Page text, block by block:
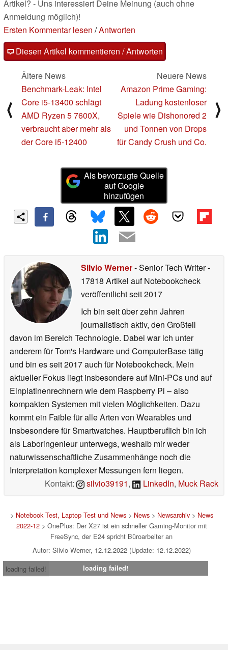
Artikel? - Uns interessiert Deine Meinung (auch ohne
Anmeldung möglich)!
Ersten Kommentar lesen /Antworten
Diesen Artikel kommentieren / Antworten
⟨
Ältere News
Benchmark-Leak: Intel
Core i5-13400 schlägt
AMD Ryzen 5 7600X,
verbraucht aber mehr als
der Core i5-12400
Neuere News
Amazon Prime Gaming:
Ladung kostenloser
Spiele wie Dishonored 2
und Tonnen von Drops
für Candy Crush und Co.
⟩
Als bevorzugte Quelle
auf Google
hinzufügen
Silvio Werner- Senior Tech Writer-
17818 Artikel auf Notebookcheck
veröffentlichtseit 2017
Ich bin seit über zehn Jahren
journalistisch aktiv, den Großteil
davon im Bereich Technologie. Dabei war ich unter
anderem für Tom's Hardware und ComputerBase tätig
und bin es seit 2017 auch für Notebookcheck. Mein
aktueller Fokus liegt insbesondere auf Mini-PCs und auf
Einplatinenrechnern wie dem Raspberry Pi – also
kompakten Systemen mit vielen Möglichkeiten. Dazu
kommt ein Faible für alle Arten von Wearables und
insbesondere für Smartwatches. Hauptberuflich bin ich
als Laboringenieur unterwegs, weshalb mir weder
naturwissenschaftliche Zusammenhänge noch die
Interpretation komplexer Messungen fern liegen.
Kontakt:
silvio39191, LinkedIn, Muck Rack
> Notebook Test, Laptop Test und News> News> Newsarchiv> News
2022-12> OnePlus: Der X27 ist ein schneller Gaming-Monitor mit
FreeSync, der E24 spricht Büroarbeiter an
Autor: Silvio Werner, 12.12.2022 (Update: 12.12.2022)
loading failed!
loading failed!